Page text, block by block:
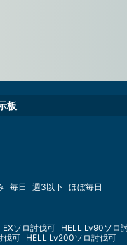
板
毎日 週3以下 ほぼ毎日
EXソロ討伐可 HELL Lv90ソロ
伐可
HELL Lv200ソロ討伐可